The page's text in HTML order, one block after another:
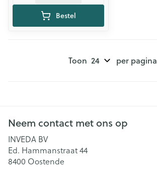
Bestel
Toon per pagina
Neem contact met ons op
INVEDA BV
Ed. Hammanstraat 44
8400 Oostende